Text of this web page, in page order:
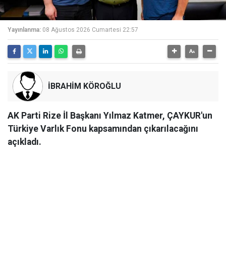
Yayınlanma: 08 Ağustos 2026 Cumartesi 22:57
İBRAHİM KÖROĞLU
AK Parti Rize İl Başkanı Yılmaz Katmer, ÇAYKUR'un
Türkiye Varlık Fonu kapsamından çıkarılacağını
açıkladı.